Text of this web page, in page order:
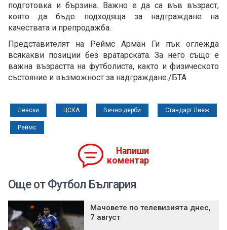
подготовка и бързина. Важно е да са във възраст,
която да бъде подходяща за надграждане на
качествата и препродажба.
Представителят на Реймс Арман Ги пък оглежда
всякакви позиции без вратарската. За него също е
важна възрастта на футболиста, както и физическото
състояние и възможност за надграждане./БТА
Левски ЦСКА Вечно дерби Стандарт Лиеж
Реймс
Напиши
коментар
Още от Футбол България
Мачовете по телевизията днес,
7 август